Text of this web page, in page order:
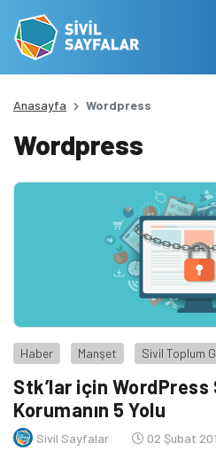
Anasayfa Wordpress
Wordpress
Haber Manşet Sivil Toplum
Stk’lar için
Korumanın 5 Yolu
Sivil Sayfalar 02 Şubat